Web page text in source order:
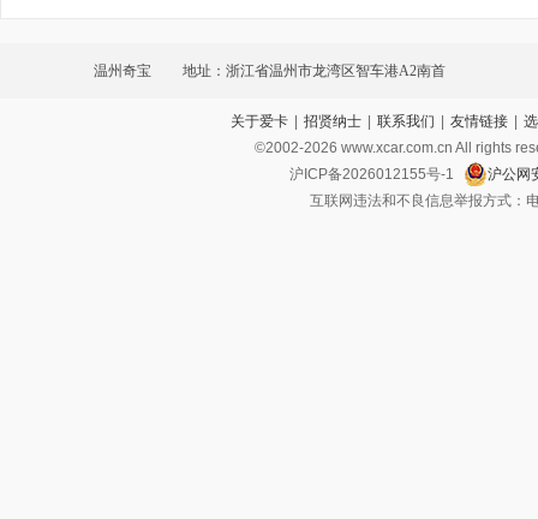
温州奇宝 地址：浙江省温州市龙湾区智车港A2南首
关于爱卡 | 招贤纳士 | 联系我们 | 友情链接 |
©2002-2026 www.xcar.com.cn All rights
沪ICP备2026012155号-1
沪公网
互联网违法和不良信息举报方式：